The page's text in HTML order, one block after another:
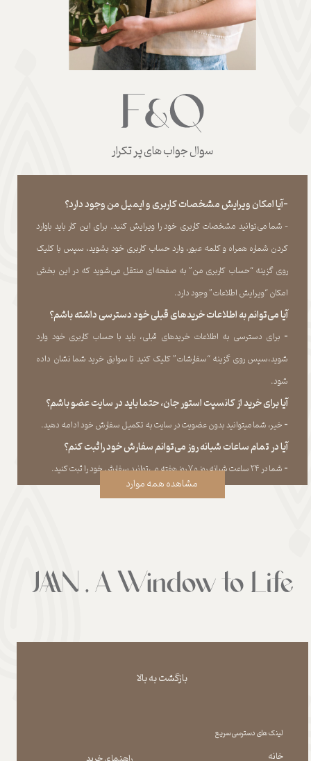
سوال جواب های پر تکرار
-آیا امکان ویرایش مشخصات کاربری و ایمیل من وجود دارد؟
- شما می‏‌توانید مشخصات کاربری خود را ویرایش کنید. برای این کار باید باوارد
کردن شماره همراه و کلمه عبور، وارد حساب کاربری خود بشوید، سپس با کلیک
روی گزینه “حساب کاربری من” به صفحه‏‌ای منتقل می‏‌شوید که در این بخش
امکان “ویرایش اطلاعات” وجود دارد.​​​​​​​
آیا می‌‏توانم به اطلاعات خریدهای قبلی خود دسترسی داشته باشم؟
​​​​​​​- برای دسترسی به اطلاعات خریدهای قبلی، باید با حساب کاربری خود وارد
شوید،سپس روی گزینه “سفارشات” کلیک کنید تا سوابق خرید شما نشان داده
‏شود.​​​​​​​
آیا برای خرید از کانسپت استور جان، حتما باید در سایت عضو باشم؟
​​​​​​​- خیر، شما میتوانید بدون عضویت در سایت به تکمیل سفارش خود ادامه دهید.​​​​​​​
آیا در تمام ساعات شبانه روز می‌توانم سفارش خود را ثبت کنم؟
​​​​​​​​​​​​​​- شما در ۲۴ ساعت شبانه روز و ۷ روز هفته می‌‏توانید سفارش خود را ثبت کنید.
مشاهده همه موارد
بازگشت به بالا
لینک های دسترسی سریع
خانه